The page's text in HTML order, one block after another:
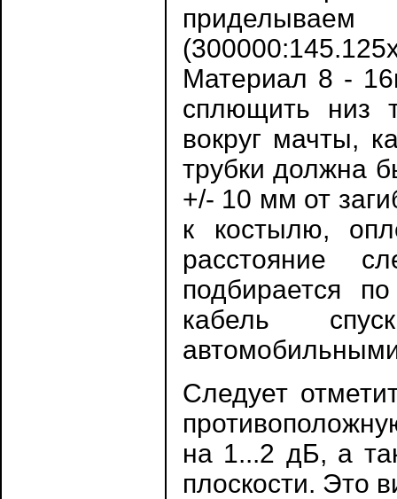
Материал 8 -
сплющить низ
вокруг мачты,
трубки должна
+/- 10 мм от
к костылю,
расстояние
подбирается
кабель
Следует
на 1...2 дБ, а
плоскости. Это